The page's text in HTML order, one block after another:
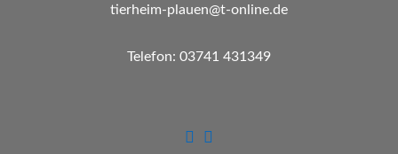
tierheim-plauen@t-online.de
Telefon: 03741 431349